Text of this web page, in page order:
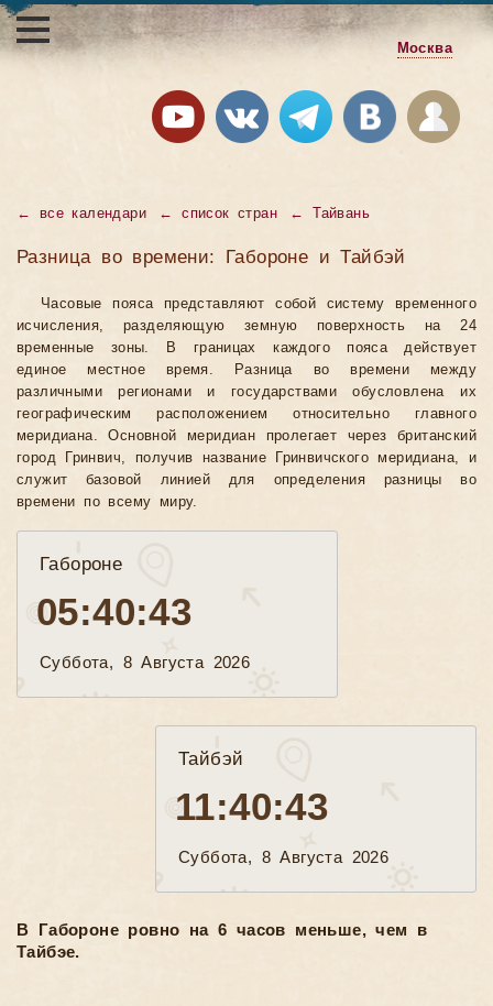
Москва
← все календари ←список стран ← Тайвань
Разница во времени: Габороне и Тайбэй
Часовые пояса представляют собой систему временного
исчисления, разделяющую земную поверхность на 24
временные зоны. В границах каждого пояса действует
единое местное время. Разница во времени между
различными регионами и государствами обусловлена их
географическим расположением относительно главного
меридиана. Основной меридиан пролегает через британский
город Гринвич, получив название Гринвичского меридиана, и
служит базовой линией для определения разницы во
времени по всему миру.
Габороне
05:40:45
Суббота, 8 Августа 2026
Тайбэй
11:40:45
Суббота, 8 Августа 2026
В Габороне ровно на 6 часов меньше, чем в
Тайбэе.